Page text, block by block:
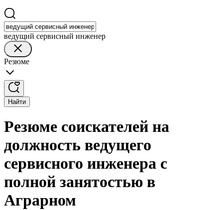
ведущий сервисный инженер
Резюме
Найти
Резюме соискателей на
должность ведущего
сервисного инженера с
полной занятостью в
Аграрном